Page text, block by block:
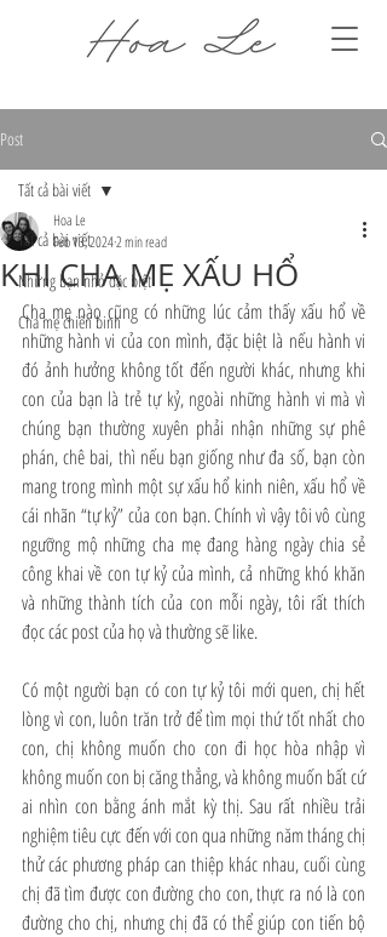
Post
Tất cả bài viết
Những bạn nhỏ đặc biệt
Cha mẹ chiến binh
Tất cả bài viết
KHI CHA MẸ XẤU HỔ
Hoa Le
Feb 13, 20242 min read
Cha mẹ nào cũng có những lúc cảm thấy xấu hổ về
những hành vi của con mình, đặc biệt là nếu hành vi
đó ảnh hưởng không tốt đến người khác, nhưng khi
con của bạn là trẻ tự kỷ, ngoài những hành vi mà vì
chúng bạn thường xuyên phải nhận những sự phê
phán, chê bai, thì nếu bạn giống như đa số, bạn còn
mang trong mình một sự xấu hổ kinh niên, xấu hổ về
cái nhãn “tự kỷ” của con bạn. Chính vì vậy tôi vô cùng
ngưỡng mộ những cha mẹ đang hàng ngày chia sẻ
công khai về con tự kỷ của mình, cả những khó khăn
và những thành tích của con mỗi ngày, tôi rất thích
đọc các post của họ và thường sẽ like.
Có một người bạn có con tự kỷ tôi mới quen, chị hết
lòng vì con, luôn trăn trở để tìm mọi thứ tốt nhất cho
con, chị không muốn cho con đi học hòa nhập vì
không muốn con bị căng thẳng, và không muốn bất cứ
ai nhìn con bằng ánh mắt kỳ thị. Sau rất nhiều trải
nghiệm tiêu cực đến với con qua những năm tháng chị
thử các phương pháp can thiệp khác nhau, cuối cùng
chị đã tìm được con đường cho con, thực ra nó là con
đường cho chị, nhưng chị đã có thể giúp con tiến bộ